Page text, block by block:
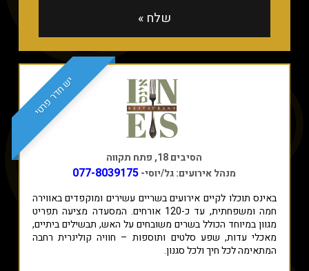
יש חדר פרטי
הסיבים 18, פתח תקווה
מנהל אירועים: גל/יוסי-077-8039175
באינס תוכלו לקיים אירועים בשריים עשירים ומוקפדים באווירה
חמה ומשפחתית, עד כ-120 אורחים. המסעדה מציעה תפריט
מגוון במיוחד הכולל בשרים משובחים על האש, תבשילים ביתיים,
מאכלי עדות, שפע סלטים ותוספות – חוויה קולינרית רחבה
המתאימה לכל חיך ולכל סגנון.